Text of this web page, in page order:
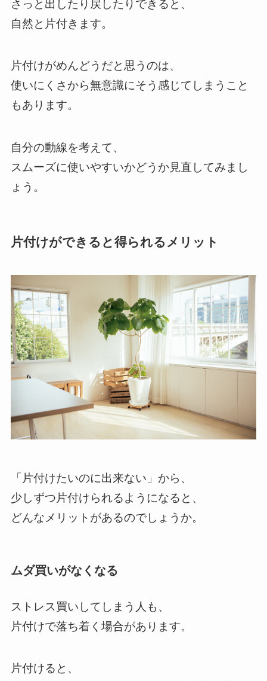
さっと出したり戻したりできると、
自然と片付きます。
片付けがめんどうだと思うのは、
使いにくさから無意識にそう感じてしまうこと
もあります。
自分の動線を考えて、
スムーズに使いやすいかどうか見直してみまし
ょう。
片付けができると得られるメリット
「片付けたいのに出来ない」から、
少しずつ片付けられるようになると、
どんなメリットがあるのでしょうか。
ムダ買いがなくなる
ストレス買いしてしまう人も、
片付けで落ち着く場合があります。
片付けると、